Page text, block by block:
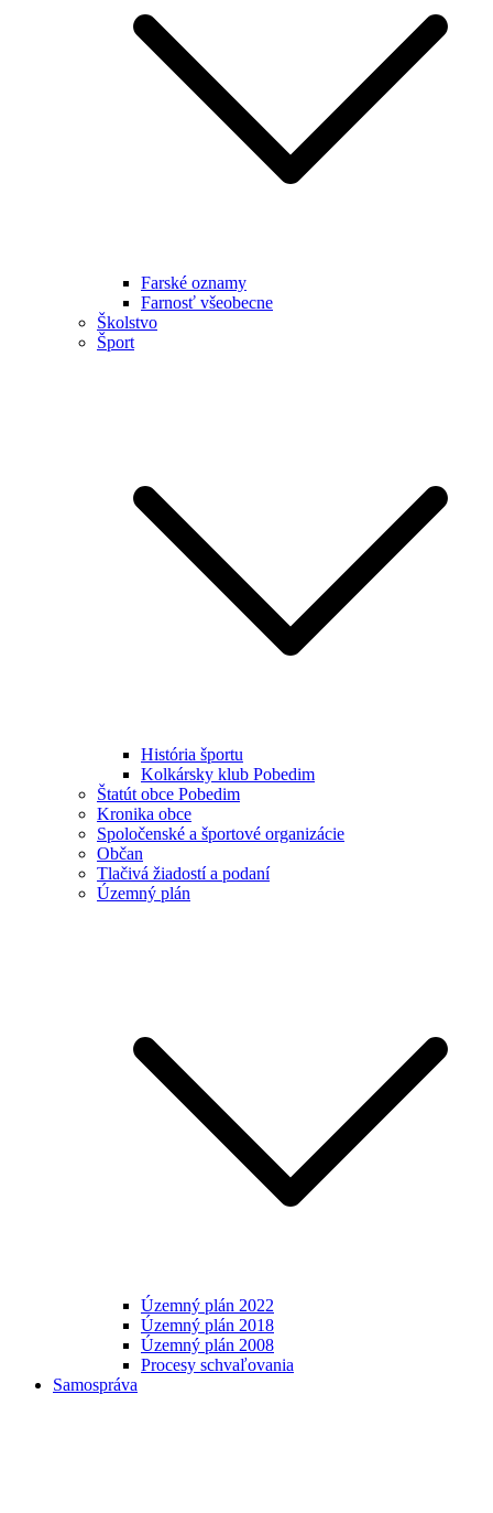
Farské oznamy
Farnosť všeobecne
Školstvo
Šport
História športu
Kolkársky klub Pobedim
Štatút obce Pobedim
Kronika obce
Spoločenské a športové organizácie
Občan
Tlačivá žiadostí a podaní
Územný plán
Územný plán 2022
Územný plán 2018
Územný plán 2008
Procesy schvaľovania
Samospráva